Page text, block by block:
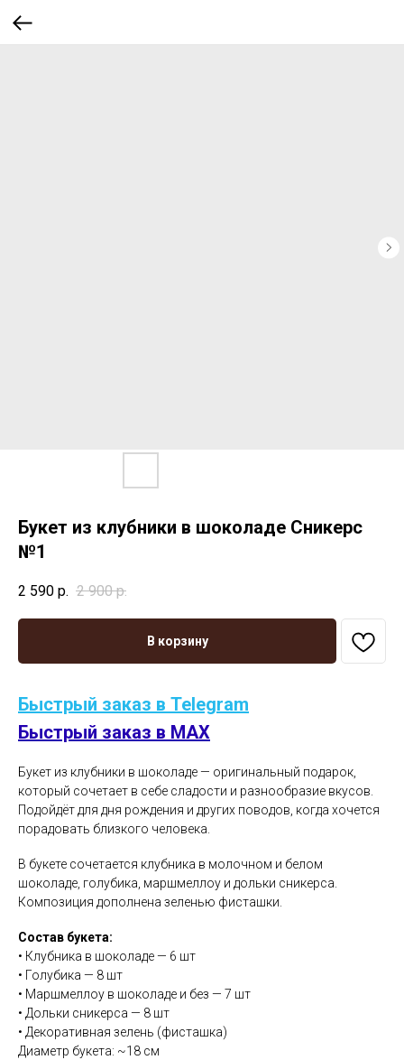
Букет из клубники в шоколаде Сникерс
№1
2 590 р. 2 900 р.
В корзину
Быстрый заказ в Telegram
Быстрый заказ в MAX
Букет из клубники в шоколаде — оригинальный подарок,
который сочетает в себе сладости и разнообразие вкусов.
Подойдёт для дня рождения и других поводов, когда хочется
порадовать близкого человека.
В букете сочетается клубника в молочном и белом
шоколаде, голубика, маршмеллоу и дольки сникерса.
Композиция дополнена зеленью фисташки.
Состав букета:
• Клубника в шоколаде — 6 шт
• Голубика — 8 шт
• Маршмеллоу в шоколаде и без — 7 шт
• Дольки сникерса — 8 шт
• Декоративная зелень (фисташка)
Диаметр букета: ~18 см